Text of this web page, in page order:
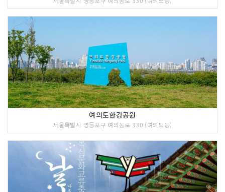
여의도한강공원
서울특별시 영등포구 여의동로 330 (여의도동)